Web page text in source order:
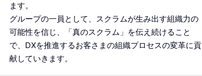
ます。
グループの一員として、スクラムが生み出す組織力の
可能性を信じ、「真のスクラム」を伝え続けること
で、DXを推進するお客さまの組織プロセスの変革に貢
献していきます。